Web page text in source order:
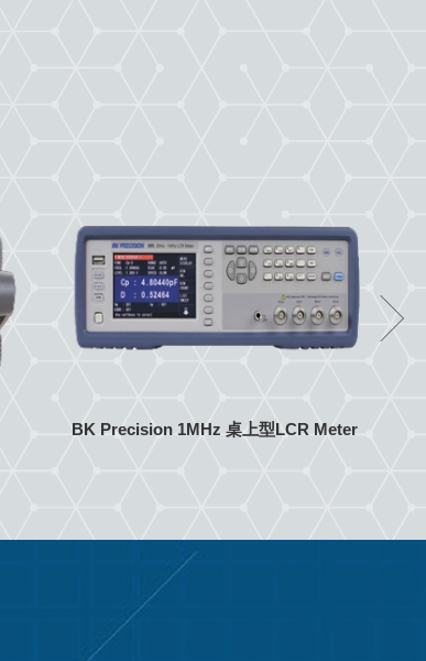
BK Precision 1MHz 桌上型LCR Meter